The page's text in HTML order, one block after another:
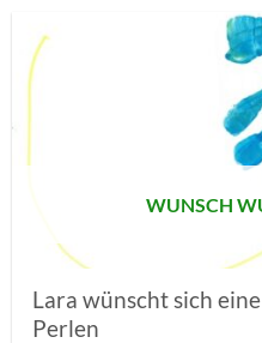
WUNSCH
Lara wünscht sich
Perlen